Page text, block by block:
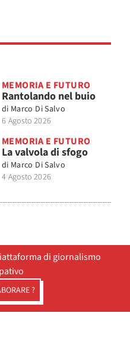
MEMORIA E FUTURO
Rantolando nel buio
di Marco Di Salvo
6 Agosto 2026
MEMORIA E FUTURO
La valvola di sfogo
di Marco Di Salvo
4 Agosto 2026
di giornalismo
?